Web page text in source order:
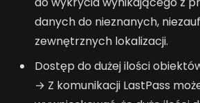
danych do nieznanych,
zewnętrznych lokalizacji.
Dostęp do dużej ilości
→ Z komunikacji LastPass